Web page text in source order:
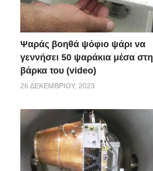
Ψαράς βοηθά ψόφιο ψάρι να
γεννήσει 50 ψαράκια μέσα στη
βάρκα του (video)
26 ΔΕΚΕΜΒΡΊΟΥ, 2023